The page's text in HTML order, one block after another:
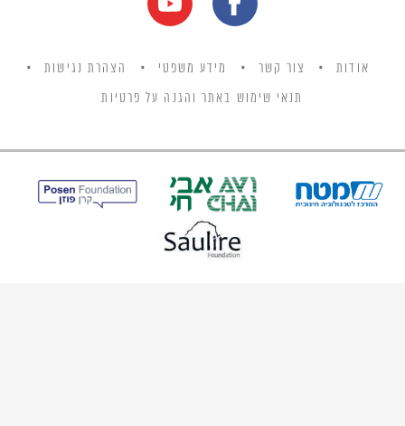
אודות צור קשר מידע משפטי הצהרת נגישות
תנאי שימוש באתר והגנה על פרטיות